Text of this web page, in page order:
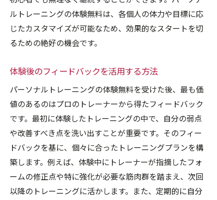
ルトレーニングの体験無料は、各個人の体力や目標に応
じたカスタマイズが可能なため、効果的なスタートを切
るための絶好の機会です。
体験後のフィードバックを活用する方法
パーソナルトレーニングの体験無料を受けた後、最も価
値のあるのはプロのトレーナーから得たフィードバック
です。最初に体験したトレーニングの中で、自分の弱点
や改善すべき点を洗い出すことが重要です。そのフィー
ドバックを基に、個々に合ったトレーニングプランを構
築します。例えば、体験中にトレーナーが指摘したフォ
ームの修正点や特に強化が必要な筋肉群を踏まえ、次回
以降のトレーニングに活かします。また、定期的に自分